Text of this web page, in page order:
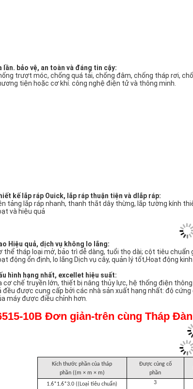
lần.bảo vệ, an toàn và đáng tin cậy:
trượt móc, chống quá tải, chống đâm, chống tháp rơi,
tiện hoặc cơ khí. công nghệ điện tử và thông minh.